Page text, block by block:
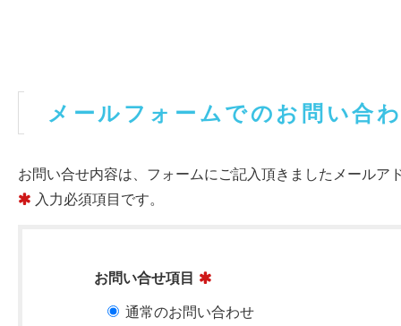
メールフォームでのお問い合
お問い合せ内容は、フォームにご記入頂きましたメールア
入力必須項目です。
お問い合せ項目
通常のお問い合わせ